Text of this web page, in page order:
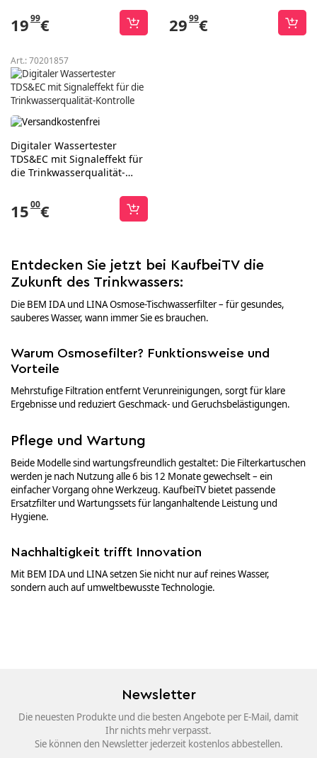
1999€ 2999€
Art.:70201857
Digitaler Wassertester
TDS&EC mit Signaleffekt für
die Trinkwasserqualität-
1500€
Entdecken Sie jetzt bei KaufbeiTV die
Zukunft des Trinkwassers:
Die BEM IDA und LINA Osmose-Tischwasserfilter – für gesundes,
sauberes Wasser, wann immer Sie es brauchen.
Warum Osmosefilter? Funktionsweise und
Vorteile
Mehrstufige Filtration entfernt Verunreinigungen, sorgt für klare
Ergebnisse und reduziert Geschmack- und Geruchsbelästigungen.
Pflege und Wartung
Beide Modelle sind wartungsfreundlich gestaltet: Die Filterkartuschen
werden je nach Nutzung alle 6 bis 12 Monate gewechselt – ein
einfacher Vorgang ohne Werkzeug. KaufbeiTV bietet passende
Ersatzfilter und Wartungssets für langanhaltende Leistung und
Hygiene.
Nachhaltigkeit trifft Innovation
Mit BEM IDA und LINA setzen Sie nicht nur auf reines Wasser,
sondern auch auf umweltbewusste Technologie.
Newsletter
Die neuesten Produkte und die besten Angebote per E-Mail, damit
Ihr nichts mehr verpasst.
Sie können den Newsletter jederzeit kostenlos abbestellen.